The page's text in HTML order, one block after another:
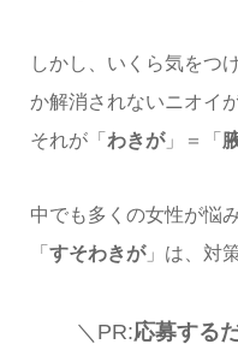
しかし、いくら気をつ
か解消されないニオイ
それが「 わきが」＝「
中でも多くの女性が悩
「 すそわきが」は、対
＼PR:応募する